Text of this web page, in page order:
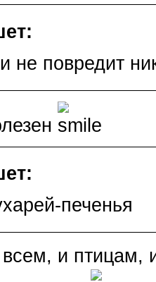
не повредит
печенья
и птицам,